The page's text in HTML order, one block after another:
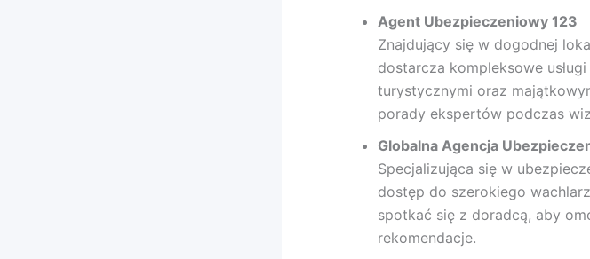
Agent Ubezpieczeniowy 123
Znajdujący się w dogodnej
dostarcza kompleksowe
turystycznymi oraz
porady ekspertów podczas
Globalna Agencja
Specjalizująca się w
dostęp do szerokiego
spotkać się z doradcą, aby
rekomendacje.